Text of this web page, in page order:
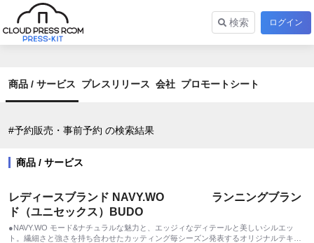
検索 ログイン
商品 / サービス プレスリリース 会社 プロモートシート
#予約販売・事前予約 の検索結果
商品 / サービス
レディースブランド NAVY.WO ランニングブラン
ド（ユニセックス）BUDO
●NAVY.WO モード&ナチュラルな魅力と、エッジィなディテールと美しいシルエッ
ト。繊細さと強さを持ち合わせたカッティング毎シーズン発表するオリジナルテキス